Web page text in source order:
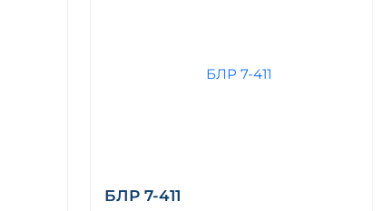
БЛР 7-411